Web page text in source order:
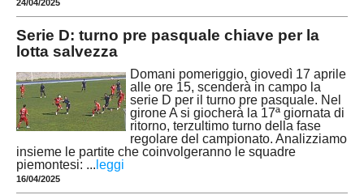
24/04/2025
Serie D: turno pre pasquale chiave per la
lotta salvezza
Domani pomeriggio, giovedì 17 aprile
alle ore 15, scenderà in campo la
serie D per il turno pre pasquale. Nel
girone A si giocherà la 17ª giornata di
ritorno, terzultimo turno della fase
regolare del campionato. Analizziamo
insieme le partite che coinvolgeranno le squadre
piemontesi: ... leggi
16/04/2025